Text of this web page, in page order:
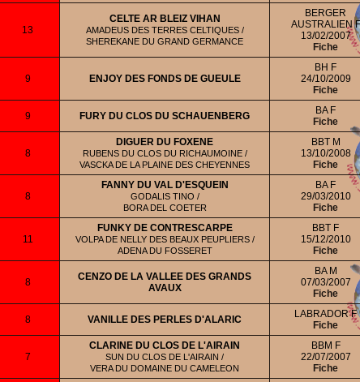
13
CELTE AR BLEIZ VIHAN
AMADEUS DES TERRES CELTIQUES /
SHEREKANE DU GRAND GERMANCE
BERGER
AUSTRALIEN F
13/02/2007
Fiche
9 ENJOY DES FONDS DE GUEULE
BH F
24/10/2009
Fiche
9 FURY DU CLOS DU SCHAUENBERG
BA F
Fiche
8
DIGUER DU FOXENE
RUBENS DU CLOS DU RICHAUMOINE /
VASCKA DE LA PLAINE DES CHEYENNES
BBT M
13/10/2008
Fiche
8
FANNY DU VAL D'ESQUEIN
GODALIS TINO /
BORA DEL COETER
BA F
29/03/2010
Fiche
11
FUNKY DE CONTRESCARPE
VOLPA DE NELLY DES BEAUX PEUPLIERS /
ADENA DU FOSSERET
BBT F
15/12/2010
Fiche
8
CENZO DE LA VALLEE DES GRANDS
AVAUX
BA M
07/03/2007
Fiche
8 VANILLE DES PERLES D'ALARIC
LABRADOR F
Fiche
7
CLARINE DU CLOS DE L'AIRAIN
SUN DU CLOS DE L'AIRAIN /
VERA DU DOMAINE DU CAMELEON
BBM F
22/07/2007
Fiche